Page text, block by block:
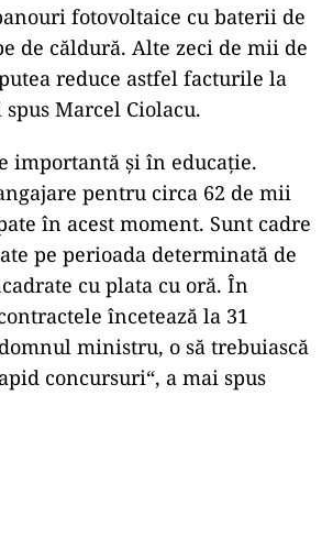
fotovoltaice cu baterii de
de căldură. Alte zeci de mii de
reduce astfel facturile la
Marcel Ciolacu.
importantă și în educație.
pentru circa 62 de mii
în acest moment. Sunt cadre
pe perioada determinată de
cu plata cu oră. În
încetează la 31
ministru, o să trebuiască
concursuri“, a mai spus